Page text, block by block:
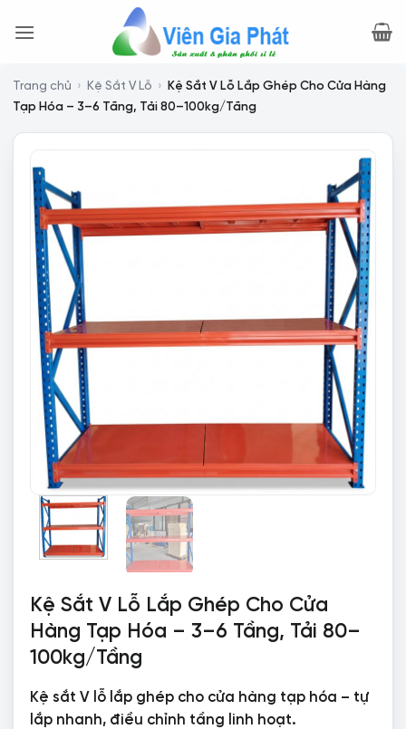
qua
dungTrang chủ › Kệ Sắt V Lỗ ›
Kệ Sắt V Lỗ Lắp Ghép Cho Cửa Hàng
Tạp Hóa – 3–6 Tầng, Tải 80–100kg/Tầng
Kệ Sắt V Lỗ Lắp Ghép Cho Cửa
Hàng Tạp Hóa – 3–6 Tầng, Tải 80–
100kg/Tầng
Kệ sắt V lỗ lắp ghép cho cửa hàng tạp hóa – tự
lắp nhanh, điều chỉnh tầng linh hoạt.